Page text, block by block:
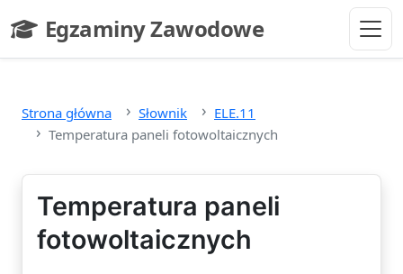
Egzaminy Zawodowe
- strona główna
Strona główna Słownik
ELE.11
Temperatura paneli fotowoltaicznych
Temperatura paneli
fotowoltaicznych